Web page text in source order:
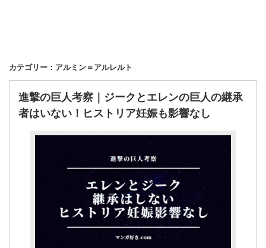
カテゴリー：アルミン＝アルレルト
進撃の巨人考察｜ジークとエレンの巨人の継承
者はいない！ヒストリア妊娠も影響なし